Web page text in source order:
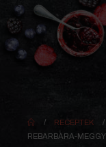
RECEPTEK
REBARBARA-